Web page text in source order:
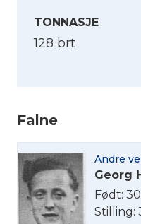
TONNASJE
128 brt
Falne
Andre
Georg
Født:
Stilling: